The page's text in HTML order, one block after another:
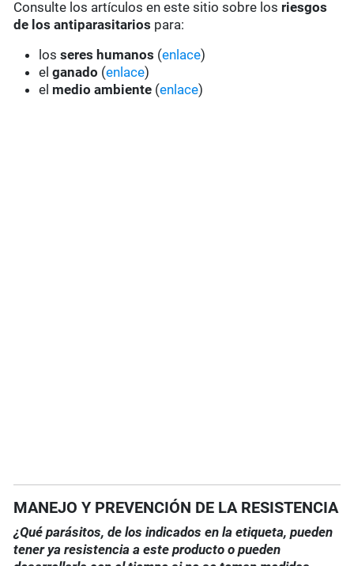
Consulte los artículos en este sitio sobre los riesgos
de los antiparasitarios para:
losseres humanos (enlace)
elganado (enlace)
el medio ambiente (enlace)
MANEJO Y PREVENCIÓN DE LA RESISTENCIA
¿Qué parásitos, de los indicados en la etiqueta, pueden
tener ya resistencia a este producto o pueden